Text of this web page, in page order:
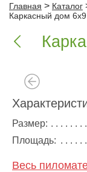
Главная > Каталог
Каркасный дом

Размер:
Площадь:
Весь